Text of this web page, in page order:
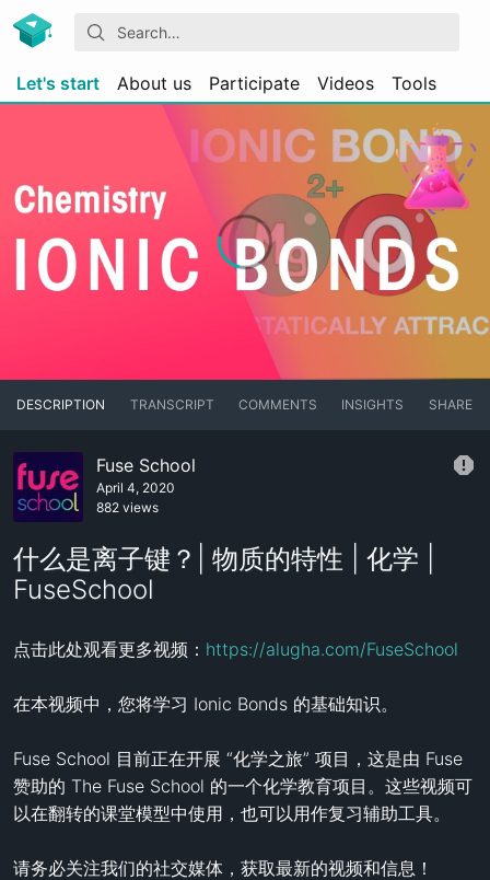
Let's start About us Participate Videos Tools
DESCRIPTION TRANSCRIPT COMMENTS INSIGHTS SHARE
Fuse School
April 4, 2020
882 views
什么是离子键？| 物质的特性 | 化学 |
FuseSchool
点击此处观看更多视频： https://alugha.com/FuseSchool
在本视频中，您将学习 Ionic Bonds 的基础知识。
Fuse School 目前正在开展 “化学之旅” 项目，这是由 Fuse
赞助的 The Fuse School 的一个化学教育项目。这些视频可
以在翻转的课堂模型中使用，也可以用作复习辅助工具。
请务必关注我们的社交媒体，获取最新的视频和信息！